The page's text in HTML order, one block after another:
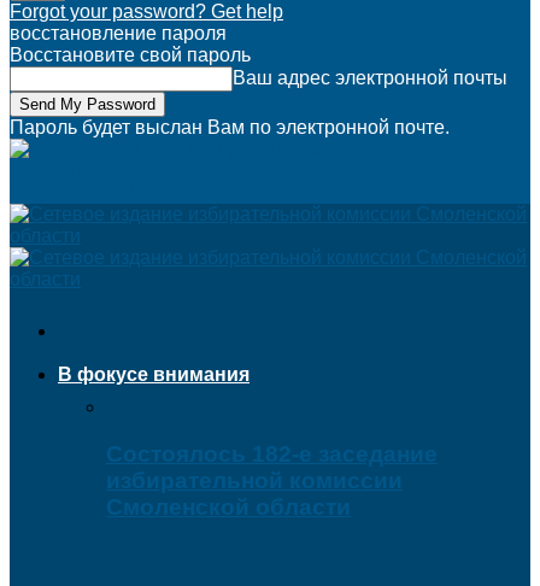
Forgot your password? Get help
восстановление пароля
Восстановите свой пароль
Ваш адрес электронной почты
Пароль будет выслан Вам по электронной почте.
В фокусе внимания
Состоялось 182-е заседание
избирательной комиссии
Смоленской области